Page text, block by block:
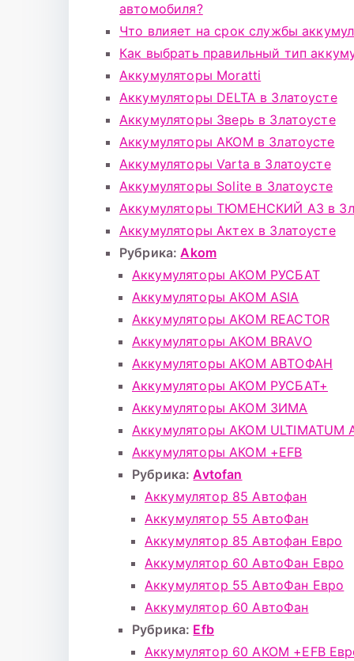
автомобиля?
Что влияет на срок службы
Как выбрать правильный тип
Аккумуляторы Moratti
Аккумуляторы DELTA в Златоусте
Аккумуляторы Зверь в Златоусте
Аккумуляторы АКОМ в Златоусте
Аккумуляторы Varta в Златоусте
Аккумуляторы Solite в Златоусте
Аккумуляторы ТЮМЕНСКИЙ АЗ в
Аккумуляторы Актех в Златоусте
Рубрика:Akom
Аккумуляторы АКОМ РУСБАТ
Аккумуляторы АКОМ ASIA
Аккумуляторы АКОМ REACTOR
Аккумуляторы АКОМ BRAVO
Аккумуляторы АКОМ АВТОФАН
Аккумуляторы АКОМ РУСБАТ+
Аккумуляторы АКОМ ЗИМА
Аккумуляторы АКОМ ULTIMATUM
Аккумуляторы АКОМ +EFB
Рубрика:Avtofan
Аккумулятор 85 Автофан
Аккумулятор 55 АвтоФан
Аккумулятор 85 Автофан Евро
Аккумулятор 60 АвтоФан Евро
Аккумулятор 55 АвтоФан Евро
Аккумулятор 60 АвтоФан
Рубрика: Efb
Аккумулятор 60 АКОМ +EFB